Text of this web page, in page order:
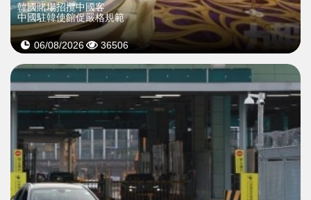
韓國賭場招攬中國客
中國駐韓使館促嚴格規範
06/08/2026 36506